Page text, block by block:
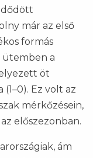
már az első
formás
ütemben a
öt
Ez volt az
mérkőzésein,
előszezonban.
ám